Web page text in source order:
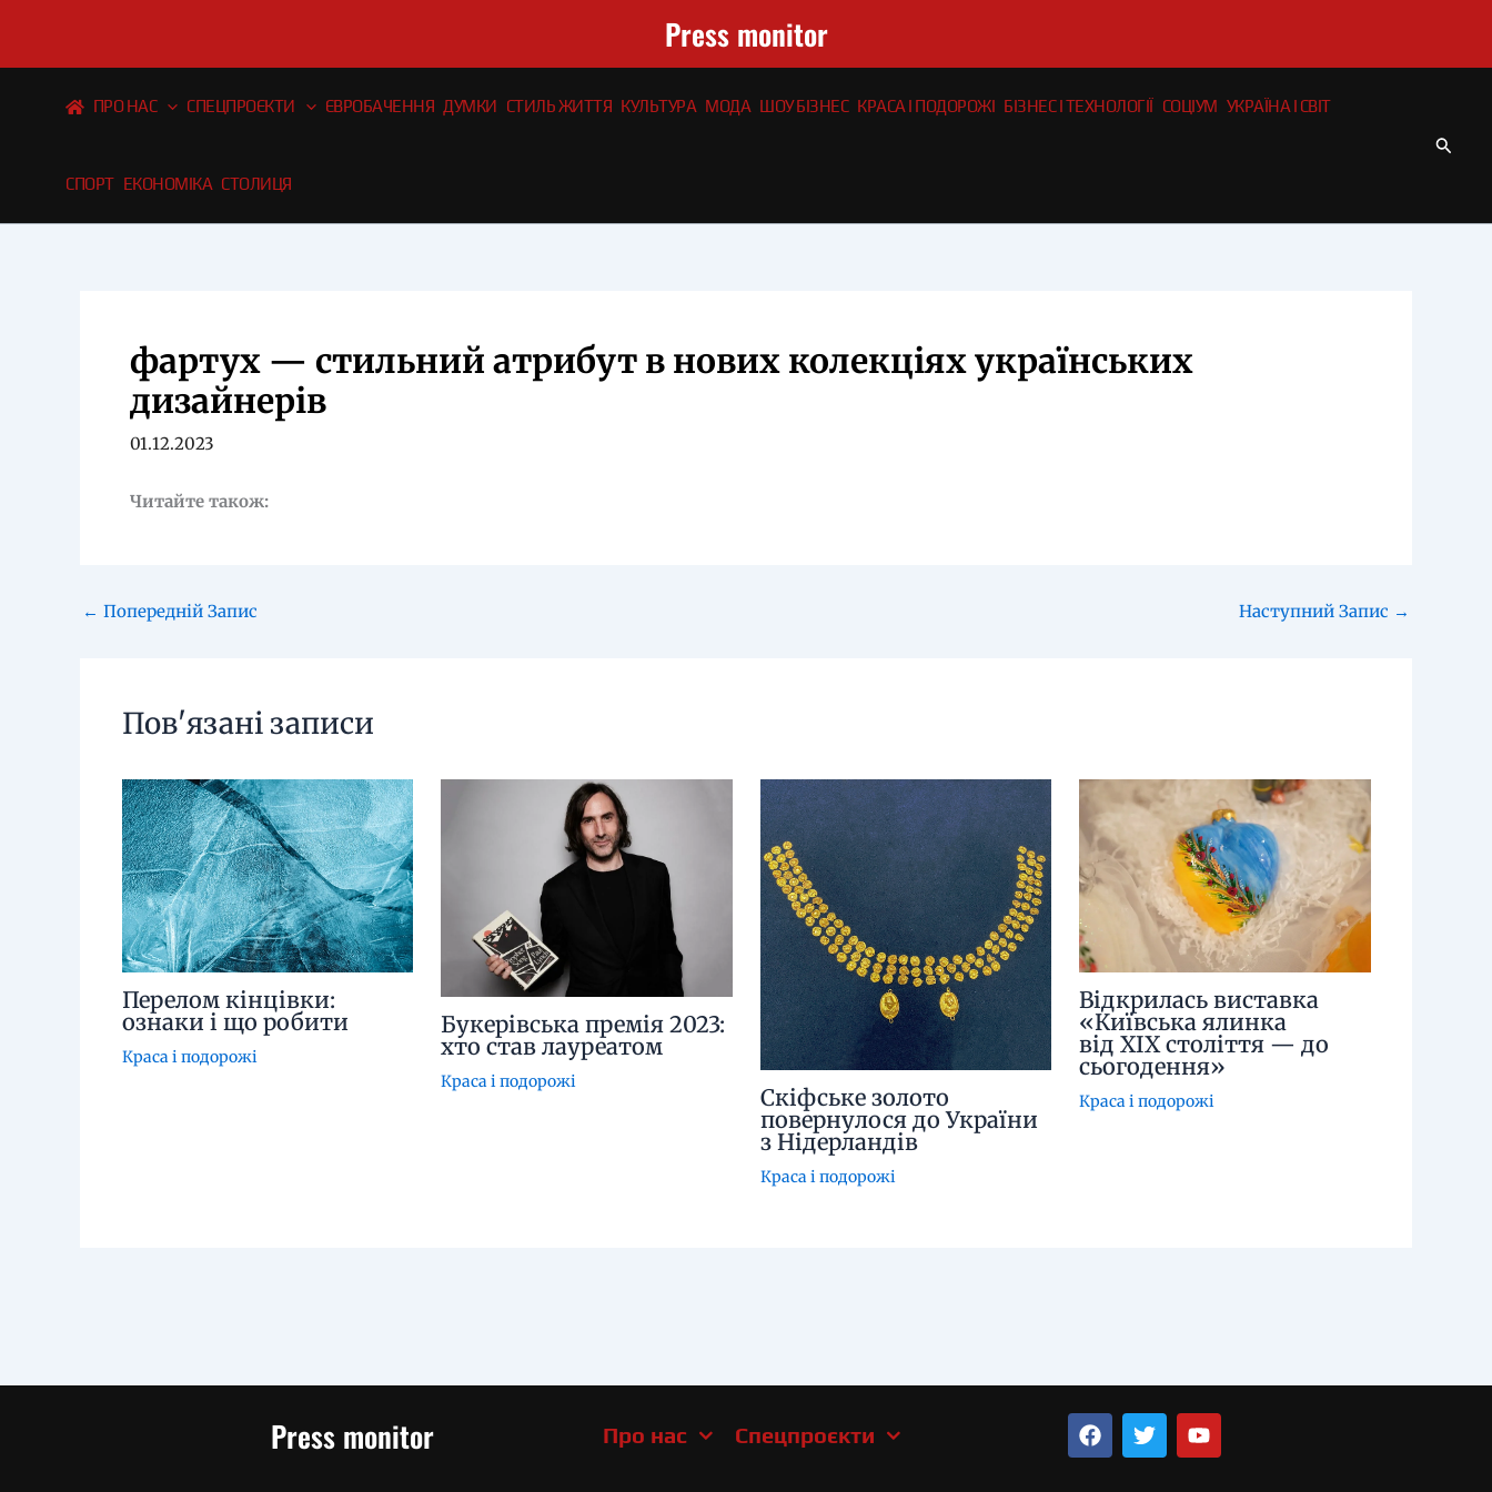
вмісту
Press monitor
ПРО НАС СПЕЦПРОЄКТИ ЄВРОБАЧЕННЯ ДУМКИ СТИЛЬ ЖИТТЯ КУЛЬТУРА МОДА ШОУ БІЗНЕС КРАСА І ПОДОРОЖІ БІЗНЕС І ТЕХНОЛОГІЇ СОЦІУМ УКРАЇНА І СВІТ
СПОРТ ЕКОНОМІКА СТОЛИЦЯ
фартух — стильний атрибут в нових колекціях українських
дизайнерів
01.12.2023
Читайте також:
← Попередній Запис Наступний Запис →
Пов'язані записи
Перелом кінцівки:
ознаки і що робити
Краса і подорожі
Букерівська премія 2023:
хто став лауреатом
Краса і подорожі
Скіфське золото
повернулося до України
з Нідерландів
Краса і подорожі
Відкрилась виставка
«Київська ялинка
від XIX століття — до
сьогодення»
Краса і подорожі
Press monitor Про нас Спецпроєкти
F
a
c
T
w
i
Y
o
u